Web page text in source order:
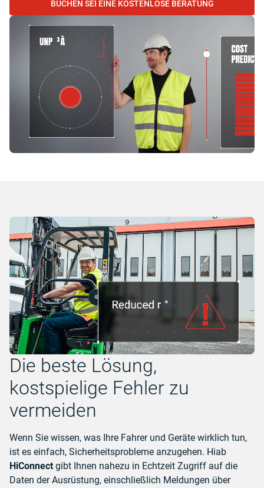
BUCHEN SEI EINE KOSTENLOSE BERATUNG
Die beste Lösung,
kostspielige Fehler zu
vermeiden
Wenn Sie wissen, was Ihre Fahrer und Geräte wirklich tun,
ist es einfach, Sicherheitsprobleme anzugehen. Hiab
HiConnect gibt Ihnen nahezu in Echtzeit Zugriff auf die
Daten der Ausrüstung, einschließlich Meldungen über